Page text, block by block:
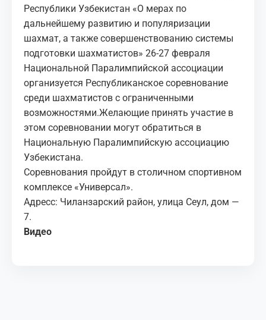
Республики Узбекистан «О мерах по
дальнейшему развитию и популяризации
шахмат, а также совершенствованию системы
подготовки шахматистов» 26-27 февраля
Национальной Паралимпийской ассоциации
организуется Республиканское соревнование
среди шахматистов с ограниченными
возможностями.Желающие принять участие в
этом соревновании могут обратиться в
Национальную Паралимпийскую ассоциацию
Узбекистана.
Соревнования пройдут в столичном спортивном
комплексе «Универсал».
Адресс: Чиланзарский район, улица Сеул, дом —
7.
Видео